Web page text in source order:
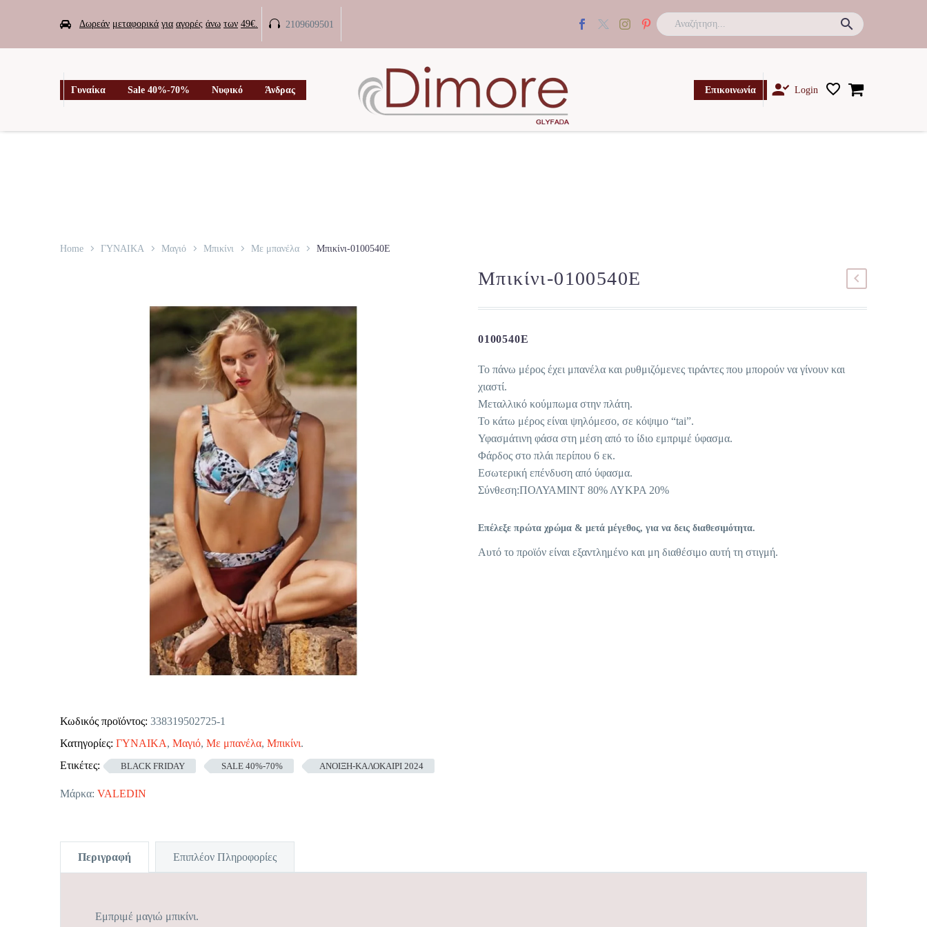
 Δωρεάν μεταφορικά για αγορές άνω των 49€. 
 2109609501
Γυναίκα Sale 40%-70% Νυφικό Άνδρας Επικοινωνία  Login
Home ΓΥΝΑΙΚΑ Μαγιό Μπικίνι Με μπανέλα Μπικίνι-0100540E
Κωδικός προϊόντος: 338319502725-1
Κατηγορίες: ΓΥΝΑΙΚΑ, Μαγιό, Με μπανέλα, Μπικίνι.
Ετικέτες:
BLACK FRIDAY SALE 40%-70% ΑΝΟΙΞΗ-ΚΑΛΟΚΑΙΡΙ 2024
Μάρκα: VALEDIN
Μπικίνι-0100540E
0100540E
Το πάνω μέρος έχει μπανέλα και ρυθμιζόμενες τιράντες που μπορούν να γίνουν και
χιαστί.
Μεταλλικό κούμπωμα στην πλάτη.
Το κάτω μέρος είναι ψηλόμεσο, σε κόψιμο “tai”.
Υφασμάτινη φάσα στη μέση από το ίδιο εμπριμέ ύφασμα.
Φάρδος στο πλάι περίπου 6 εκ.
Εσωτερική επένδυση από ύφασμα.
Σύνθεση:ΠΟΛΥΑΜΙΝΤ 80% ΛΥΚΡΑ 20%
Επέλεξε πρώτα χρώμα & μετά μέγεθος, για να δεις διαθεσιμότητα.
Αυτό το προϊόν είναι εξαντλημένο και μη διαθέσιμο αυτή τη στιγμή.
Περιγραφή Επιπλέον Πληροφορίες
Εμπριμέ μαγιώ μπικίνι.